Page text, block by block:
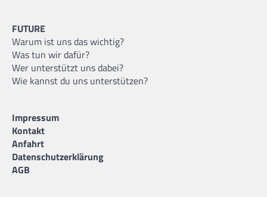
FUTURE
Warum ist uns das wichtig?
Was tun wir dafür?
Wer unterstützt uns dabei?
Wie kannst du uns unterstützen?
Impressum
Kontakt
Anfahrt
Datenschutzerklärung
AGB